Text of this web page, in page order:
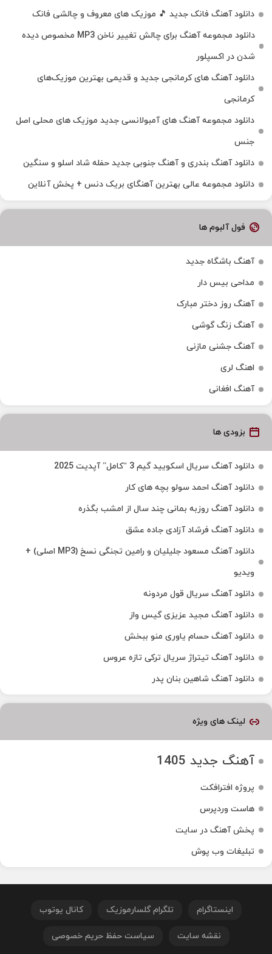
دانلود آهنگ فانک جدید 🎵 موزیک‌ های معروف و چالشی فانک
دانلود مجموعه آهنگ برای چالش تغییر ناخن MP3 مخصوص دیده
شدن در اکسپلور
دانلود آهنگ‌ های کرمانجی جدید و قدیمی بهترین موزیک‌های
کرمانجی
دانلود مجموعه آهنگ های آمبولانسی جدید موزیک های محلی اصل
جنس
دانلود آهنگ بندری و آهنگ جنوبی جدید حفله شاد اسلو و سنگین
دانلود مجموعه عالی بهترین آهنگای بریک دنس + پخش آنلاین
فول آلبوم ها
آهنگ باشگاه جدید
مداحی بیس دار
آهنگ روز دختر مبارک
آهنگ زنگ گوشی
آهنگ جشنی مازنی
اهنگ لری
آهنگ افغانی
بزودی ها
دانلود آهنگ سریال اسکویید گیم 3 “کامل” آپدیت 2025
دانلود آهنگ احمد سولو بچه های کار
دانلود آهنگ روزبه بمانی چند سال از امشب بگذره
دانلود آهنگ فرشاد آزادی جاده عشق
دانلود آهنگ مسعود جلیلیان و رامین تجنگی نسخ (MP3 اصلی) +
ویدیو
دانلود آهنگ سریال قول مردونه
دانلود آهنگ مجید عزیزی گیس واز
دانلود آهنگ حسام یاوری منو ببخش
دانلود آهنگ تیتراژ سریال ترکی تازه عروس
دانلود آهنگ شاهین بنان پدر
لینک های ویژه
آهنگ جدید 1405
پروژه افترافکت
هاست وردپرس
پخش آهنگ در سایت
تبلیغات وب پوش
اینستاگرام تلگرام گلسارموزیک کانال یوتوب
نقشه سایت سیاست حفظ حریم خصوصی